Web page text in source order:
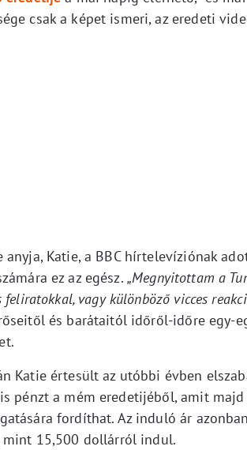
csak a képet ismeri, az eredeti
anyja, Katie, a BBC hírtelevíziónak
ez az egész. „Megnyitottam a
feliratokkal, vagy különböző vicces
és barátaitól időről-időre egy-
Katie értesült az utóbbi évben
pénzt a mém eredetijéből, amit
fordíthat. Az induló ár
mint 15,500 dollárról indul.